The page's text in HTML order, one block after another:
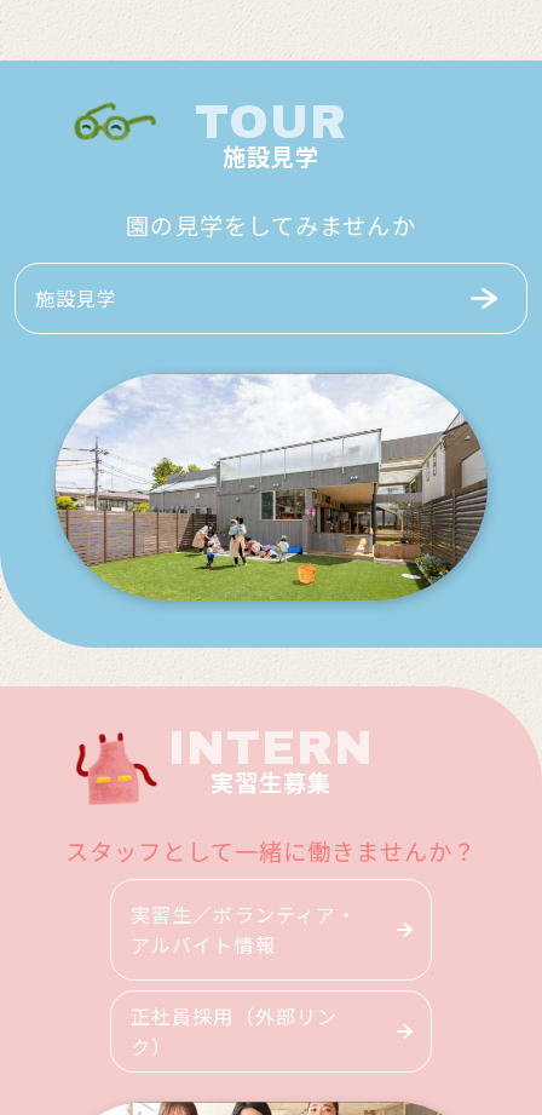
TOUR
施設見学
園の見学をしてみませんか
施設見学
INTERN
実習生募集
スタッフとして一緒に働きませんか？
実習生／ボランティア・
アルバイト情報
正社員採用（外部リン
ク）